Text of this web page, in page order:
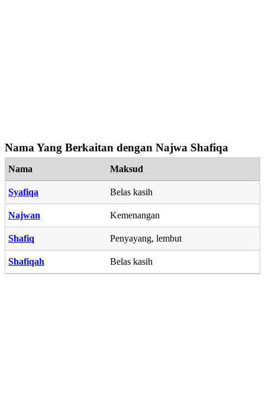
Nama Yang Berkaitan dengan Najwa Shafiqa
Nama Maksud
Syafiqa Belas kasih
Najwan Kemenangan
Shafiq Penyayang, lembut
Shafiqah Belas kasih